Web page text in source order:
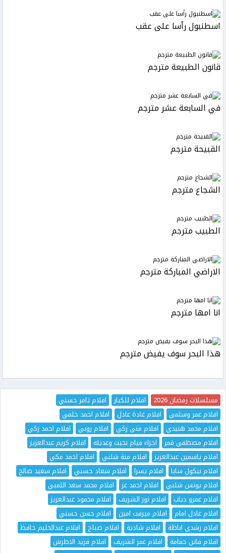
اسطنبول رأسا على عقب
قانون الطبيعة مترجم
في السابعة عشر مترجم
القبيحة مترجم
الشجاع مترجم
الطبيب مترجم
الاراضي المباركة مترجم
انا امها مترجم
هذا البحر سوف يفيض مترجم
مسلسلات رمضان 2026 افلام للكبار
افلام تامر حسني
افلام عمر وسلمى
افلام غادة عادل
افلام احمد حلمي
افلام محمد هنيدي
افلام منى زكي افلام روبي
افلام احمد زكي
افلام مصطفى قمر
اجزاء فيام بخيت وعديله
افلام كريم عبدالعزيز
افلام ياسمين عبدالعزيز
افلام منة شلبي
افلام احمد مكي
افلام نيكول سابا
افلام يسرا افلام سعاد حسني
افلام سعيد صالح
افلام يونس شلبي
افلام احمد عز
افلام محمد سعد اللمبي
افلام عمرو دياب
افلام نور الشريف
افلام محمود عبدالعزيز
افلام عادل امام
افلام ميرفت امين
افلام حسن حسني
افلام رشدي اباظة
افلام شادية افلام صباح
افلام عبدالحليم حافظ
افلام فاتن حمامة
افلام عمر الشريف
افلام فريد الاطرش